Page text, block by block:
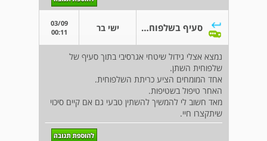
סעיף בשלפוחית השתן ישי בר
03/09
00:11
נמצא אצלי גידול שיטחי אגרסיבי בתוך סעיף של
שלפוחית השתן.
אחד המומחים הציע כריתת השלפוחית.
האחר טיפול בשטיפות.
מאד חשוב לי להמשיך להשתין טבעי גם אם קיים סיכוי
שיתקצרו חיי.